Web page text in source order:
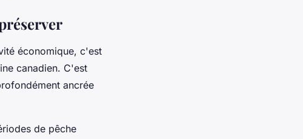
économique, c'est
canadien. C'est
ancrée
de pêche